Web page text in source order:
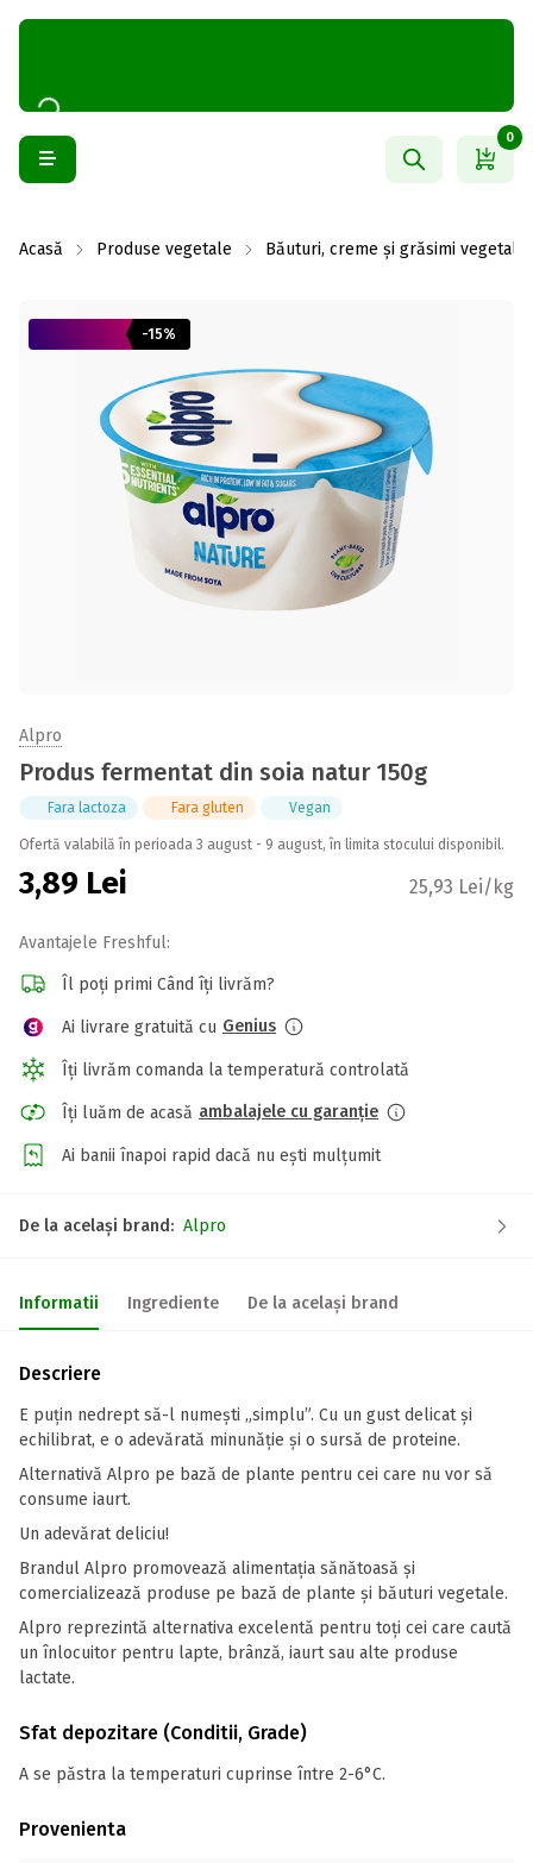
0
Acasă Produse vegetale Băuturi, creme și grăsimi vegetale
-15%
Alpro
Produs fermentat din soia natur 150g
Fara lactoza Fara gluten Vegan
Ofertă valabilă în perioada 3 august - 9 august, în limita stocului disponibil.
3,89 Lei 25,93 Lei/kg
Avantajele Freshful:
Îl poți primi Când îți livrăm?
Ai livrare gratuită cu Genius
Îți livrăm comanda la temperatură controlată
Îți luăm de acasă ambalajele cu garanție
Ai banii înapoi rapid dacă nu ești mulțumit
De la același brand: Alpro
Informatii Ingrediente De la același brand
Descriere
E puțin nedrept să-l numești „simplu”. Cu un gust delicat și
echilibrat, e o adevărată minunăție și o sursă de proteine.
Alternativă Alpro pe bază de plante pentru cei care nu vor să
consume iaurt.
Un adevărat deliciu!
Brandul Alpro promovează alimentația sănătoasă și
comercializează produse pe bază de plante și băuturi vegetale.
Alpro reprezintă alternativa excelentă pentru toți cei care caută
un înlocuitor pentru lapte, brânză, iaurt sau alte produse
lactate.
Sfat depozitare (Conditii, Grade)
A se păstra la temperaturi cuprinse între 2-6°C.
Provenienta